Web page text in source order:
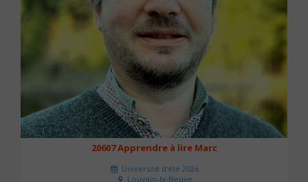
20607 Apprendre à lire Marc
Université d'été 2026
Louvain-la-Neuve